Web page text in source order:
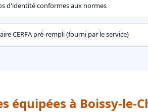
d'identité conformes aux normes
CERFA pré-rempli (fourni par le service)
équipées à Boissy-le-